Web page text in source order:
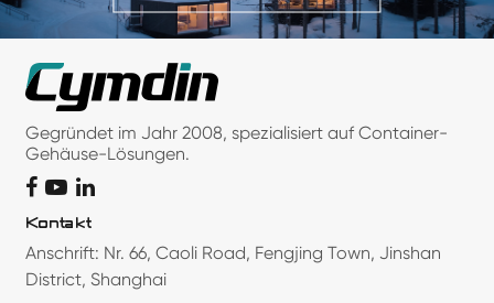
Gegründet im Jahr 2008, spezialisiert auf Container-
Gehäuse-Lösungen.
Kontakt
Anschrift: Nr. 66, Caoli Road, Fengjing Town, Jinshan
District, Shanghai